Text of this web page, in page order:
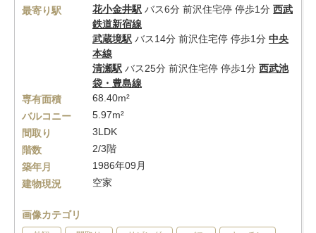
最寄り駅
花小金井駅 バス6分 前沢住宅停 停歩1分 西武
鉄道新宿線
武蔵境駅 バス14分 前沢住宅停 停歩1分 中央
本線
清瀬駅 バス25分 前沢住宅停 停歩1分 西武池
袋・豊島線
専有面積
68.40m²
バルコニー
5.97m²
間取り
3LDK
階数
2/3階
築年月
1986年09月
建物現況
空家
画像カテゴリ